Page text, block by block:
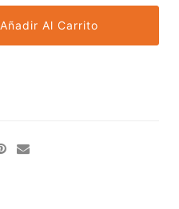
Añadir Al Carrito